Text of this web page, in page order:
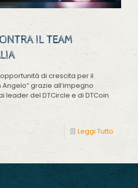
IL TEAM
di crescita per il
Angelo” grazie all’impegno
leader del DTCircle e di DTCoin
Leggi Tutto